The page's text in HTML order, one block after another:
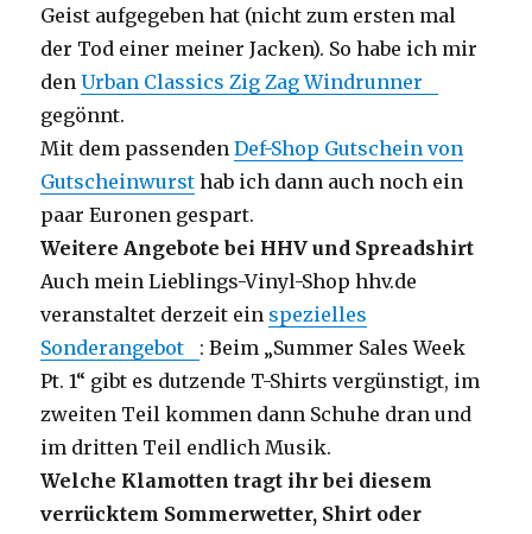
Geist aufgegeben hat (nicht zum ersten mal
der Tod einer meiner Jacken). So habe ich mir
denUrban Classics Zig Zag Windrunner
gegönnt.
Mit dem passendenDef-Shop Gutschein von
Gutscheinwurst hab ich dann auch noch ein
paar Euronen gespart.
Weitere Angebote bei HHV und Spreadshirt
Auch mein Lieblings-Vinyl-Shop hhv.de
veranstaltet derzeit ein spezielles
Sonderangebot
: Beim „Summer Sales Week
Pt. 1“ gibt es dutzende T-Shirts vergünstigt, im
zweiten Teil kommen dann Schuhe dran und
im dritten Teil endlich Musik.
Welche Klamotten tragt ihr bei diesem
verrücktem Sommerwetter, Shirt oder